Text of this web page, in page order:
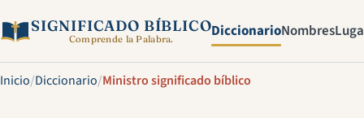
SIGNIFICADO BÍBLICO
Comprende la Palabra. DiccionarioNombres
Inicio/Diccionario/Ministro significado bíblico